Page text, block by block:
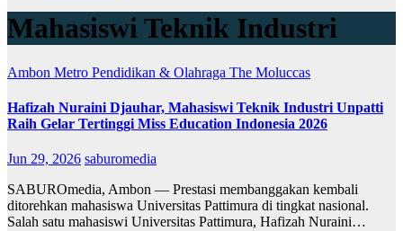
Mahasiswi Teknik Industri
Ambon Metro Pendidikan & Olahraga The Moluccas
Hafizah Nuraini Djauhar, Mahasiswi Teknik Industri Unpatti
Raih Gelar Tertinggi Miss Education Indonesia 2026
Jun 29, 2026 saburomedia
SABUROmedia, Ambon — Prestasi membanggakan kembali
ditorehkan mahasiswa Universitas Pattimura di tingkat nasional.
Salah satu mahasiswi Universitas Pattimura, Hafizah Nuraini…